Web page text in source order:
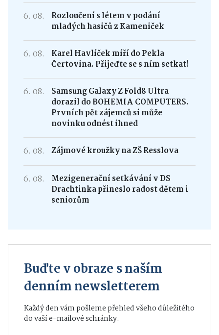
6. 08.
Rozloučení s létem v podání
mladých hasičů z Kameniček
6. 08.
Karel Havlíček míří do Pekla
Čertovina. Přijeďte se s ním setkat!
6. 08.
Samsung Galaxy Z Fold8 Ultra
dorazil do BOHEMIA COMPUTERS.
Prvních pět zájemců si může
novinku odnést ihned
6. 08. Zájmové kroužky na ZŠ Resslova
6. 08.
Mezigenerační setkávání v DS
Drachtinka přineslo radost dětem i
seniorům
Buďte v obraze s naším
denním newsletterem
Každý den vám pošleme přehled všeho důležitého
do vaší e-mailové schránky.